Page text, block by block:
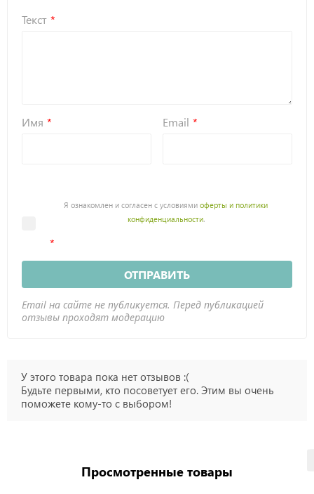
Текст
Имя Email
Я ознакомлен и согласен с условиямиоферты и политики
конфиденциальности.
ОТПРАВИТЬ
Email на сайте не публикуется. Перед публикацией
отзывы проходят модерацию
У этого товара пока нет отзывов :(
Будьте первыми, кто посоветует его. Этим вы очень
поможете кому-то с выбором!
Просмотренные товары